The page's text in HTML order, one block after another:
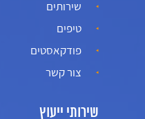
שירותים
טיפים
פודקאסטים
צור קשר
שירותי ייעוץ